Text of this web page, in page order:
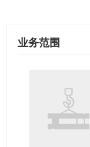
业务范围